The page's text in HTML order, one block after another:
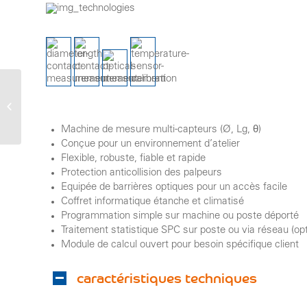
Machine de mesure multi-capteurs (Ø, Lg, θ)
Conçue pour un environnement d’atelier
Flexible, robuste, fiable et rapide
Protection anticollision des palpeurs
Equipée de barrières optiques pour un accès facile
Coffret informatique étanche et climatisé
Programmation simple sur machine ou poste déporté
Traitement statistique SPC sur poste ou via réseau
Module de calcul ouvert pour besoin spécifique client
caractéristiques techniques